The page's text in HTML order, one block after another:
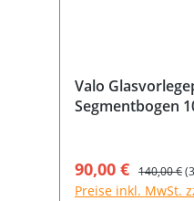
Valo
Segmentbogen
Verkaufspreis:
90,00 € Regulärer
140,00 €
Preise inkl. MwSt.